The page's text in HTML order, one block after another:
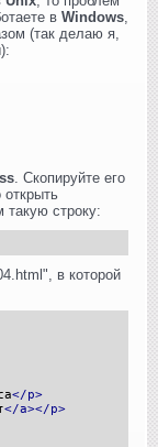
в Windows
(так делаю я,
. Скопируйте его
открыть
такую строку:
в которой
</p>
</a></p>